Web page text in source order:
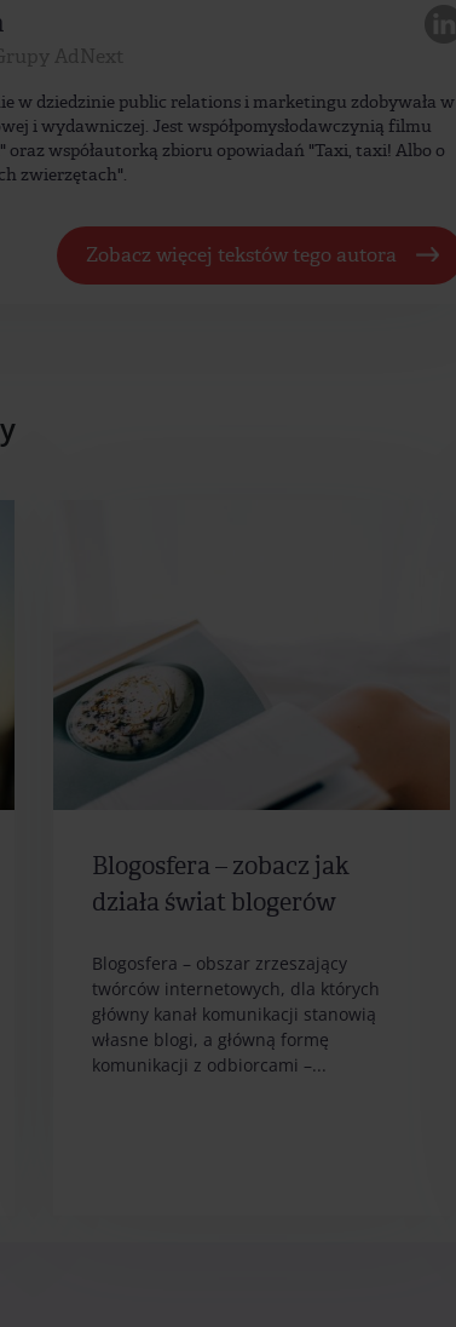
w dziedzinie public relations i marketingu zdobywała w
i wydawniczej. Jest współpomysłodawczynią filmu
oraz współautorką zbioru opowiadań "Taxi, taxi! Albo o
zwierzętach".
Zobacz więcej tekstów tego autora
Blogosfera – zobacz jak
działa świat blogerów
Blogosfera – obszar zrzeszający
twórców internetowych, dla których
główny kanał komunikacji stanowią
własne blogi, a główną formę
komunikacji z odbiorcami –...